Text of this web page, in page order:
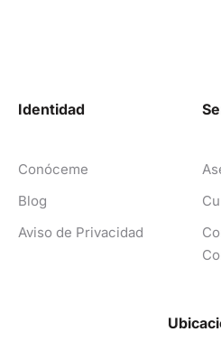
Identidad
Conóceme
Blog
Aviso de Privacidad